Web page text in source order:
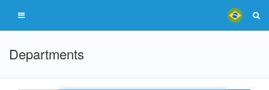
Departments